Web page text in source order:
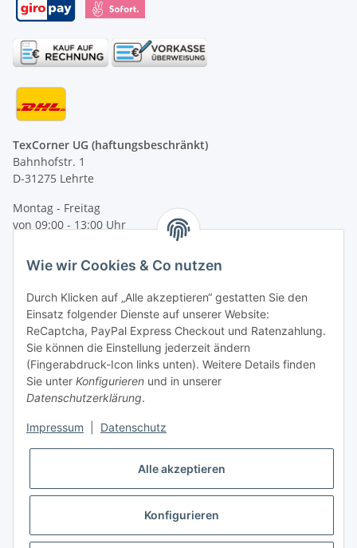
TexCorner UG (haftungsbeschränkt)
Bahnhofstr. 1
D-31275 Lehrte
Montag - Freitag
von 09:00 - 13:00 Uhr
Tel: +49 (0) 5132 8230689
E-Mail:mail@texcorner.de
Vertrag widerrufen
Wie wir Cookies & Co nutzen
Durch Klicken auf „Alle akzeptieren“ gestatten Sie den
Einsatz folgender Dienste auf unserer Website:
ReCaptcha, PayPal Express Checkout und Ratenzahlung.
Sie können die Einstellung jederzeit ändern
(Fingerabdruck-Icon links unten). Weitere Details finden
Sie unter Konfigurieren und in unserer
Datenschutzerklärung.
Impressum Datenschutz
Alle akzeptieren
Konfigurieren